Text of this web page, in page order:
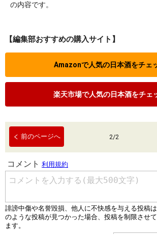
の内容です。
【編集部おすすめの購入サイト】
Amazonで人気の日本酒をチェ
楽天市場で人気の日本酒をチェ
前のページへ 2/2